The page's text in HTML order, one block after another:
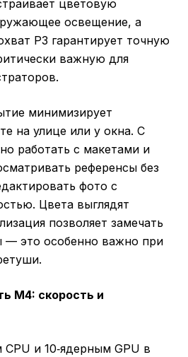
цветовую
освещение, а
P3 гарантирует точную
важную для
минимизирует
на улице или у окна. С
работать с макетами и
референсы без
фото с
Цвета выглядят
позволяет замечать
— это особенно важно при
M4: скорость и
и 10‑ядерным GPU в